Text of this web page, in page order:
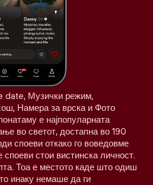
date, Музички режим,
Намера за врска и Фото
е најпопуларната
во светот, достапна во 190
споеви откако го воведовме
споеви стои вистинска личност.
Тоа е местото каде што одиш
инаку немаше да ги